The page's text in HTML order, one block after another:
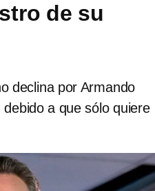
de su
declina por Armando
a que sólo quiere